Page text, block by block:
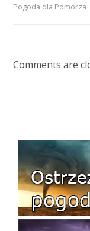
Pogoda dla Pomorza
Comments are